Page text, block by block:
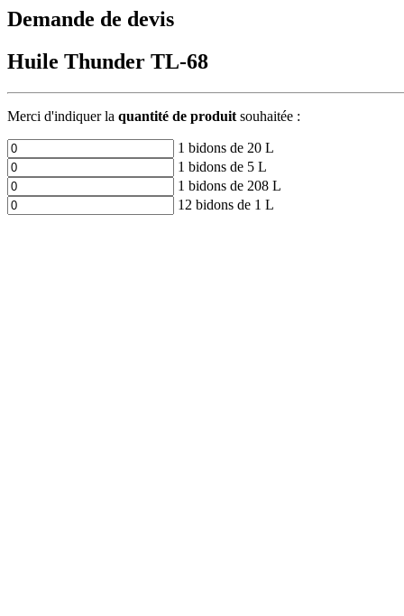
Demande de devis
Huile Thunder TL-68
Merci d'indiquer la quantité de produit souhaitée :
1 bidons de 20 L
1 bidons de 5 L
1 bidons de 208 L
12 bidons de 1 L